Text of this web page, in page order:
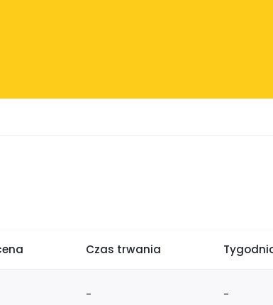
Czas trwania
- -